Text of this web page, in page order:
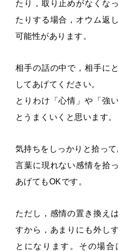
たり，取り止めがなくな
たりする場合，オウム返
可能性があります。
相手の話の中で，相手に
してあげてください。
とりわけ「心情」や「強
とうまくいくと思います。
気持ちをしっかりと拾って
言葉に現れない感情を拾
あげてもOKです。
ただし，感情の置き換え
すから，あまりにも外し
とになります。その場